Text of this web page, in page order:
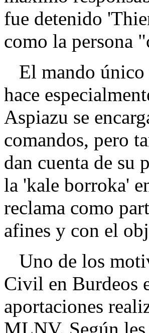
fue detenido
como la persona
El mando único
hace
Aspiazu se
comandos, pero
dan cuenta de su
la 'kale borroka'
reclama como
afines y con el
Uno de los
Civil en Burdeos
aportaciones